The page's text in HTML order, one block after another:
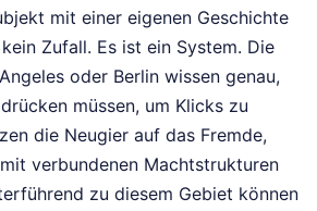
mit einer eigenen Geschichte
Zufall. Es ist ein System. Die
oder Berlin wissen genau,
müssen, um Klicks zu
die Neugier auf das Fremde,
verbundenen Machtstrukturen
zu diesem Gebiet können